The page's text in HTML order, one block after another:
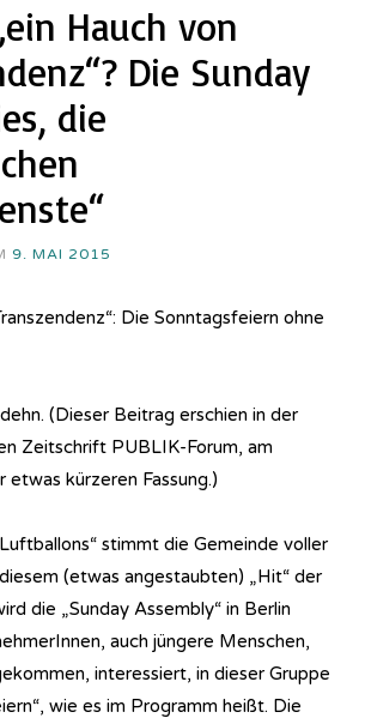
Hauch von
Die Sunday
die
9. MAI 2015
Die Sonntagsfeiern ohne
(Dieser Beitrag erschien in der
Zeitschrift PUBLIK-Forum, am
etwas kürzeren Fassung.)
stimmt die Gemeinde voller
(etwas angestaubten) „Hit“ der
die „Sunday Assembly“ in Berlin
auch jüngere Menschen,
interessiert, in dieser Gruppe
wie es im Programm heißt. Die